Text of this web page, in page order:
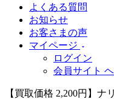
よくある質問
お知らせ
お客さまの声
マイページ
ログイン
会員サイト
【買取価格 2,200円】ナ